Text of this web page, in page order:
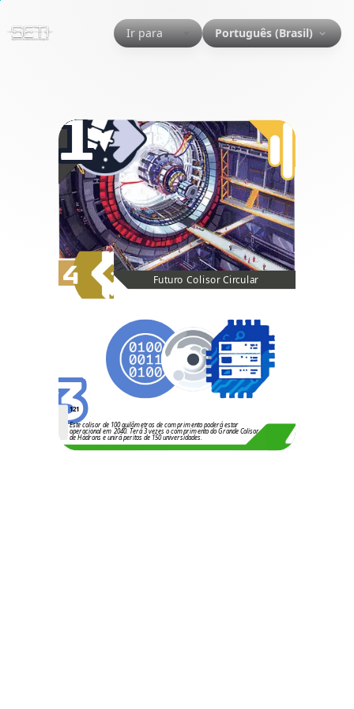
Ir para Português (Brasil)
1
Futuro Colisor Circular
4
3
121
Este colisor de 100 quilômetros de comprimento poderá estar
operacional em 2040. Terá 3 vezes o comprimento do Grande Colisor
de Hádrons e unirá peritos de 150 universidades.